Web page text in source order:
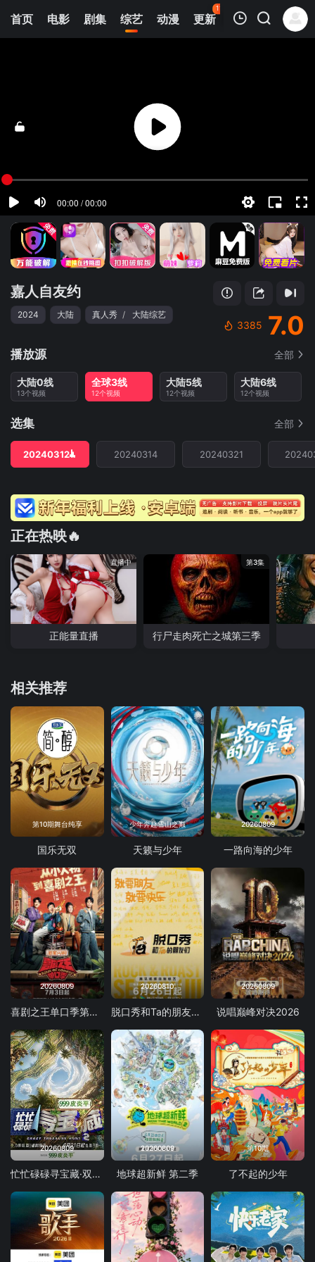
首页 电影 剧集 综艺 动漫 更新
115
热榜 APP
清空
嘉人自友约
2024 大陆 真人秀 / 大陆综艺
3385 7.0
播放源 全部
大陆0线
13个视频
全球3线
12个视频
大陆5线
12个视频
大陆6线
12个视频
选集 全部
20240312 20240314 20240321
正在热映🔥
直播中
正能量直播
第3集
行尸走肉死亡之城第三季
相关推荐
第10期舞台纯享
国乐无双
少年奔赴雪山之巅
天籁与少年
20260809
一路向海的少年
20260809
喜剧之王单口季第三季
20260810
脱口秀和Ta的朋友们 第三季
20260809
说唱巅峰对决2026
20260809
忙忙碌碌寻宝藏·双人成行季
20260809
地球超新鲜 第二季
第10期
了不起的少年